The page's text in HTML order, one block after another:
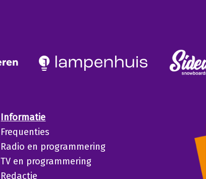
Informatie
Frequenties
Radio en programmering
TV en programmering
Redactie